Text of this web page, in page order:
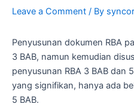
Leave a Comment / By
Penyusunan dokumen RBA
3 BAB, namun kemudian
penyusunan RBA 3 BAB dan
yang signifikan, hanya ada
5 BAB.